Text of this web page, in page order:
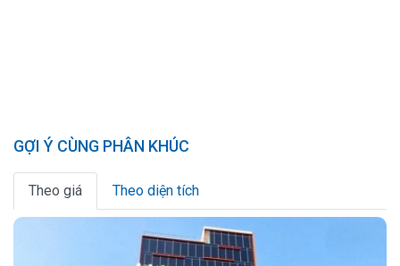
GỢI Ý CÙNG PHÂN KHÚC
Theo giá Theo diện tích